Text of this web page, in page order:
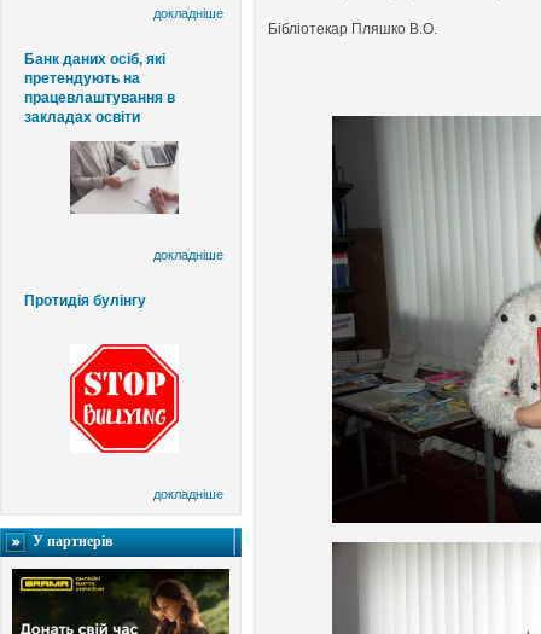
докладніше
Банк даних осіб, які
претендують на
працевлаштування в
закладах освіти
докладніше
Протидія булінгу
докладніше
У партнерів
Бібліотекар Пляшко В.О.